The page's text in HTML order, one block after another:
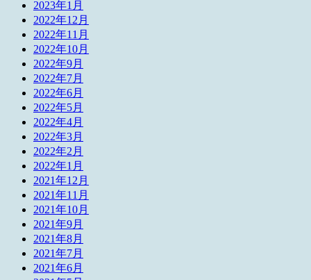
2023年1月
2022年12月
2022年11月
2022年10月
2022年9月
2022年7月
2022年6月
2022年5月
2022年4月
2022年3月
2022年2月
2022年1月
2021年12月
2021年11月
2021年10月
2021年9月
2021年8月
2021年7月
2021年6月